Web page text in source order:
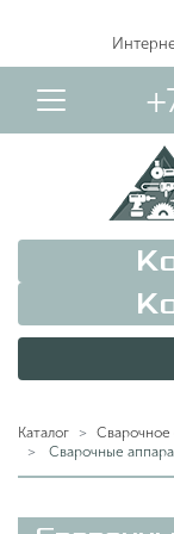
Вход в
Каталог Сварочное
Сварочные